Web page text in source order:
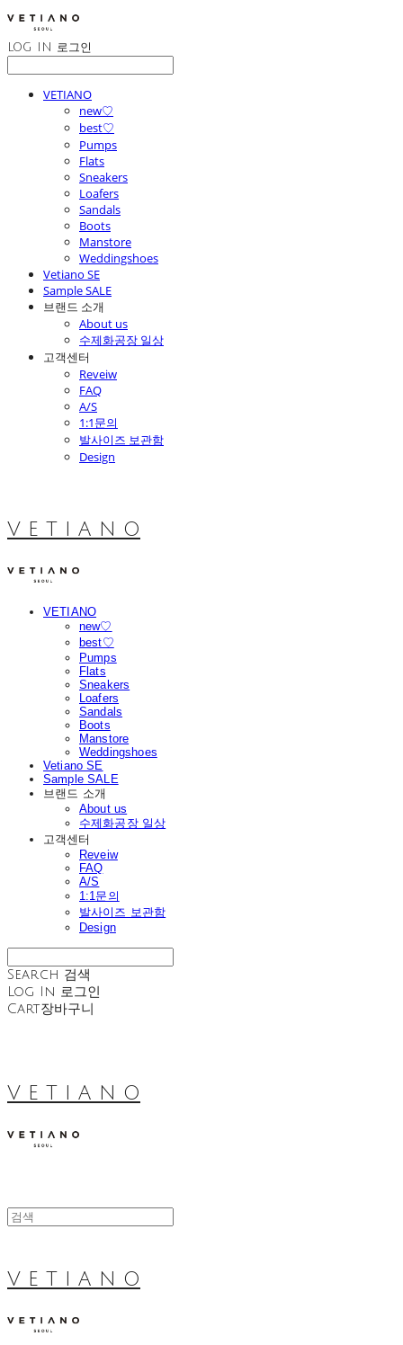
LOG IN 로그인
VETIANO
new♡
best♡
Pumps
Flats
Sneakers
Loafers
Sandals
Boots
Manstore
Weddingshoes
Vetiano SE
Sample SALE
브랜드 소개
About us
수제화공장 일상
고객센터
Reveiw
FAQ
A/S
1:1문의
발사이즈 보관함
Design
V E T I A N O
VETIANO
new♡
best♡
Pumps
Flats
Sneakers
Loafers
Sandals
Boots
Manstore
Weddingshoes
Vetiano SE
Sample SALE
브랜드 소개
About us
수제화공장 일상
고객센터
Reveiw
FAQ
A/S
1:1문의
발사이즈 보관함
Design
Search 검색
Log In 로그인
Cart장바구니
V E T I A N O
V E T I A N O